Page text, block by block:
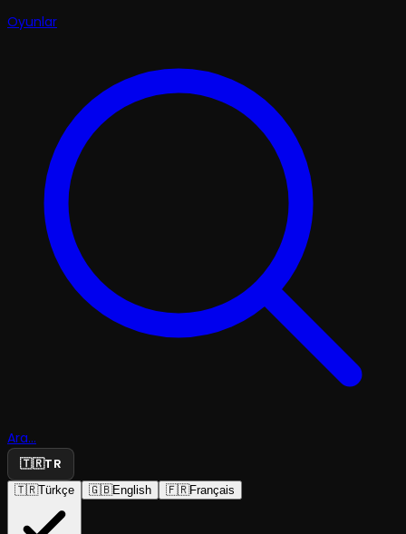
Oyunlar
Ara...
🇹🇷TR
🇹🇷Türkçe 🇬🇧English 🇫🇷Français